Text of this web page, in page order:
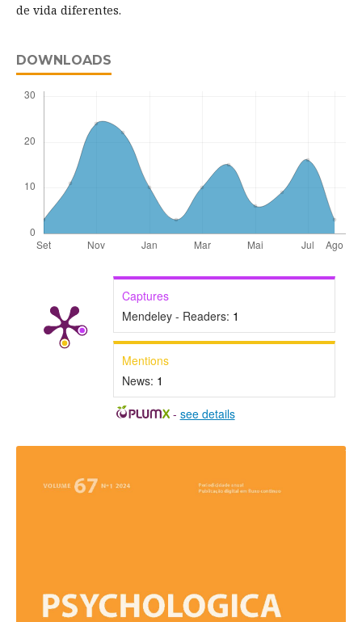
de vida diferentes.
DOWNLOADS
Captures
Mendeley - Readers: 1
Mentions
News: 1
- see details